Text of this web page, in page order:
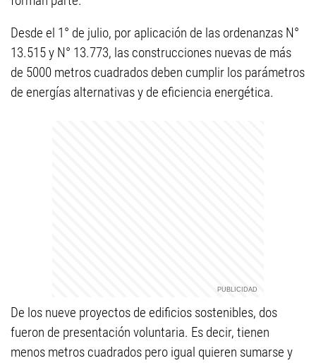
Desde el 1° de julio, por aplicación de las ordenanzas N°
13.515 y N° 13.773, las construcciones nuevas de más
de 5000 metros cuadrados deben cumplir los parámetros
de energías alternativas y de eficiencia energética.
De los nueve proyectos de edificios sostenibles, dos
fueron de presentación voluntaria. Es decir, tienen
menos metros cuadrados pero igual quieren sumarse y